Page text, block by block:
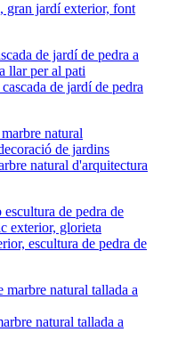
gran jardí exterior, font
de jardí de pedra
natural d'arquitectura
escultura de pedra de
natural tallada a